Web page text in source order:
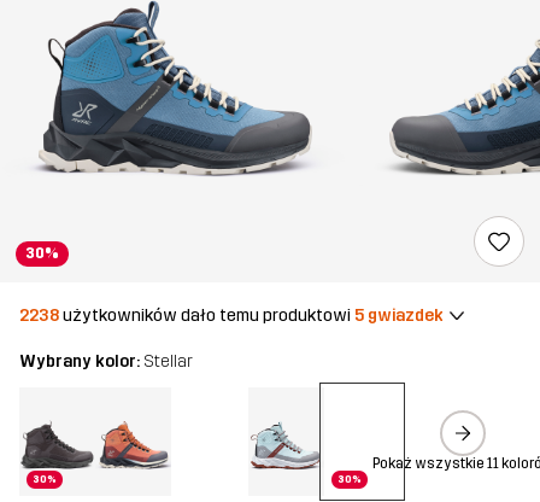
30%
2238użytkowników dało temu produktowi 5 gwiazdek
Wybrany kolor: Stellar
30% 30%
Pokaż wszystkie 11